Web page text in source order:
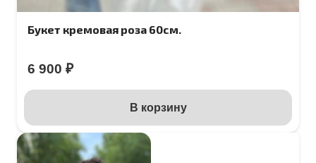
Букет кремовая роза 60см.
6 900 ₽
В корзину